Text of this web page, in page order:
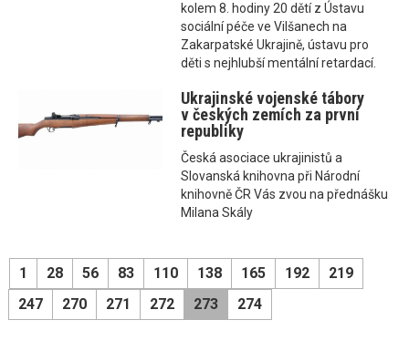
kolem 8. hodiny 20 dětí z Ústavu
sociální péče ve Vilšanech na
Zakarpatské Ukrajině, ústavu pro
děti s nejhlubší mentální retardací.
Ukrajinské vojenské tábory
v českých zemích za první
republiky
Česká asociace ukrajinistů a
Slovanská knihovna při Národní
knihovně ČR Vás zvou na přednášku
Milana Skály
1 28 56 83 110 138 165 192
219
247
270 271 272 273 274